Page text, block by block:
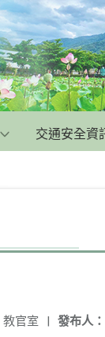
交通安全資
發布人：
教官室 |